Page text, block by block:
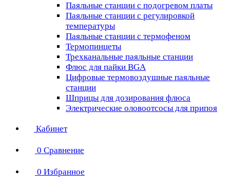
Паяльные станции с подогревом платы
Паяльные станции с регулировкой
температуры
Паяльные станции с термофеном
Термопинцеты
Трехканальные паяльные станции
Флюс для пайки BGA
Цифровые термовоздушные паяльные
станции
Шприцы для дозирования флюса
Электрические оловоотсосы для припоя
Кабинет
0 Сравнение
0 Избранное